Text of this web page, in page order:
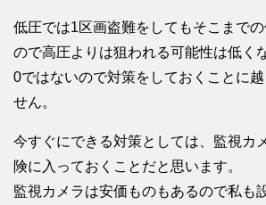
低圧では1区画盗難をしてもそこまで
ので高圧よりは狙われる可能性は低く
0ではないので対策をしておくことに
せん。
今すぐにできる対策としては、監視カ
険に入っておくことだと思います。
監視カメラは安価ものもあるので私も